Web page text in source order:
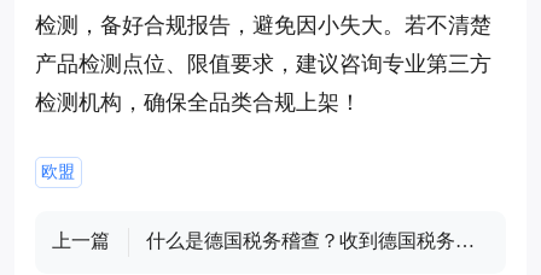
检测，备好合规报告，避免因小失大。若不清楚
产品检测点位、限值要求，建议咨询专业第三方
检测机构，确保全品类合规上架！
欧盟
上一篇
什么是德国税务稽查？收到德国税务稽